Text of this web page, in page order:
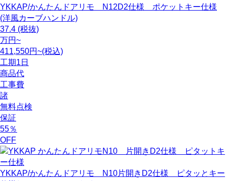
YKKAP/かんたんドアリモ N12D2仕様 ポケットキー仕様
(洋風カーブハンドル)
37.4 (税抜)
万円~
411,550円~(税込)
工期1日
商品代
工事費
諸
無料点検
保証
55％
OFF
YKKAP/かんたんドアリモ N10片開きD2仕様 ピタッとキー